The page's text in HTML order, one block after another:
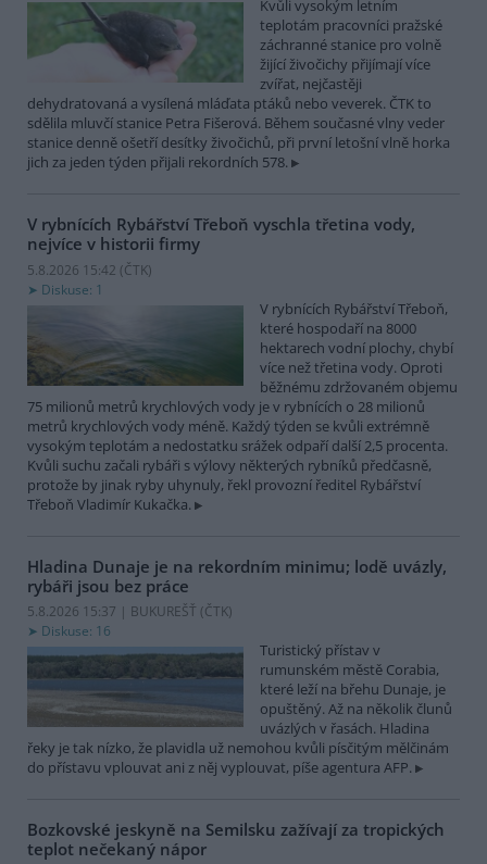
Kvůli vysokým letním
teplotám pracovníci pražské
záchranné stanice pro volně
žijící živočichy přijímají více
zvířat, nejčastěji
dehydratovaná a vysílená mláďata ptáků nebo veverek. ČTK to
sdělila mluvčí stanice Petra Fišerová. Během současné vlny veder
stanice denně ošetří desítky živočichů, při první letošní vlně horka
jich za jeden týden přijali rekordních 578.
V rybnících Rybářství Třeboň vyschla třetina vody,
nejvíce v historii firmy
5.8.2026 15:42 (ČTK)
Diskuse: 1
V rybnících Rybářství Třeboň,
které hospodaří na 8000
hektarech vodní plochy, chybí
více než třetina vody. Oproti
běžnému zdržovaném objemu
75 milionů metrů krychlových vody je v rybnících o 28 milionů
metrů krychlových vody méně. Každý týden se kvůli extrémně
vysokým teplotám a nedostatku srážek odpaří další 2,5 procenta.
Kvůli suchu začali rybáři s výlovy některých rybníků předčasně,
protože by jinak ryby uhynuly, řekl provozní ředitel Rybářství
Třeboň Vladimír Kukačka.
Hladina Dunaje je na rekordním minimu; lodě uvázly,
rybáři jsou bez práce
5.8.2026 15:37 | BUKUREŠŤ (ČTK)
Diskuse: 16
Turistický přístav v
rumunském městě Corabia,
které leží na břehu Dunaje, je
opuštěný. Až na několik člunů
uvázlých v řasách. Hladina
řeky je tak nízko, že plavidla už nemohou kvůli písčitým mělčinám
do přístavu vplouvat ani z něj vyplouvat, píše agentura AFP.
Bozkovské jeskyně na Semilsku zažívají za tropických
teplot nečekaný nápor